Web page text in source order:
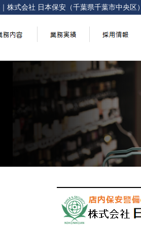
株式会社 日本保安（千葉県千葉市中央区）